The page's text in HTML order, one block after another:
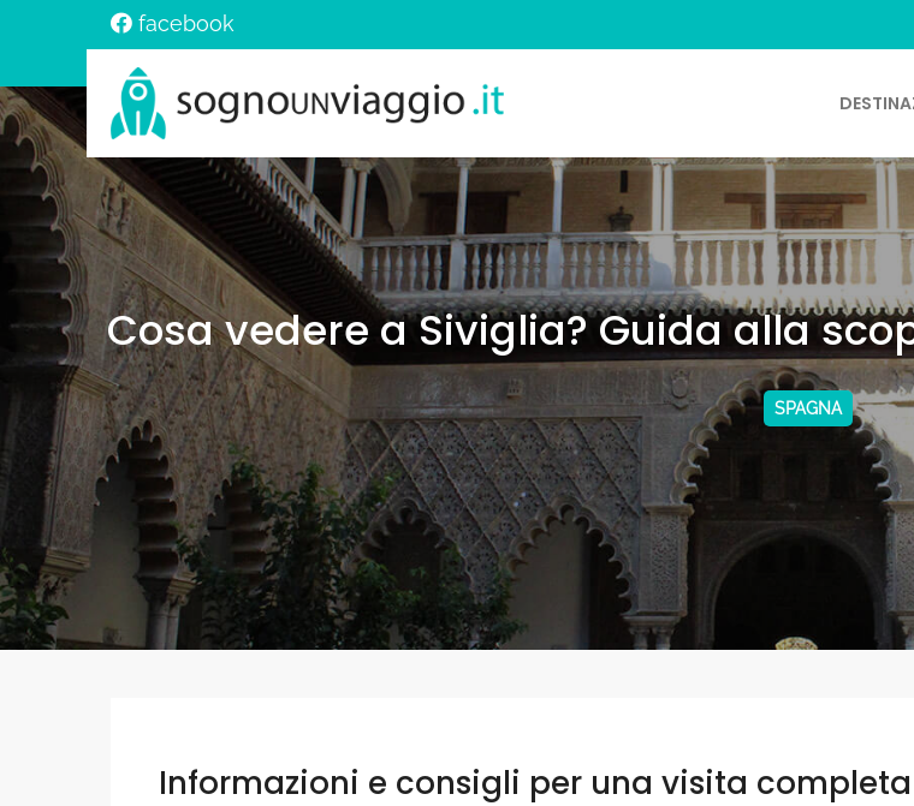
facebook
Cosa vedere a Siviglia? Guida alla
SPAGNA
Informazioni e consigli per una visita